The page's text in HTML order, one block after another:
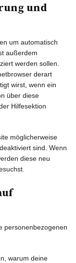
und
um automatisch
außerdem
werden sollen.
derart
wirst, wenn ein
über diese
Hilfesektion
möglicherweise
sind. Wenn
diese neu
personenbezogenen
warum deine